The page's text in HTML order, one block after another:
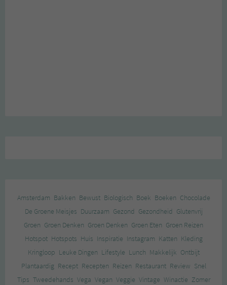
Amsterdam Bakken Bewust Biologisch Boek Boeken Chocolade
De Groene Meisjes Duurzaam Gezond Gezondheid Glutenvrij
Groen Groen Denken Groen Denken Groen Eten Groen Reizen
Hotspot Hotspots Huis Inspiratie Instagram Katten Kleding
Kringloop Leuke Dingen Lifestyle Lunch Makkelijk Ontbijt
Plantaardig Recept Recepten Reizen Restaurant Review Snel
Tips Tweedehands Vega Vegan Veggie Vintage Winactie Zomer